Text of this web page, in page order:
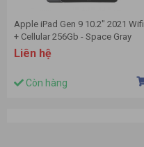
Apple iPad Gen 9 10.2" 2021 Wifi
+ Cellular 256Gb - Space Gray
MK4E3ZA/A
Liên hệ
Còn hàng